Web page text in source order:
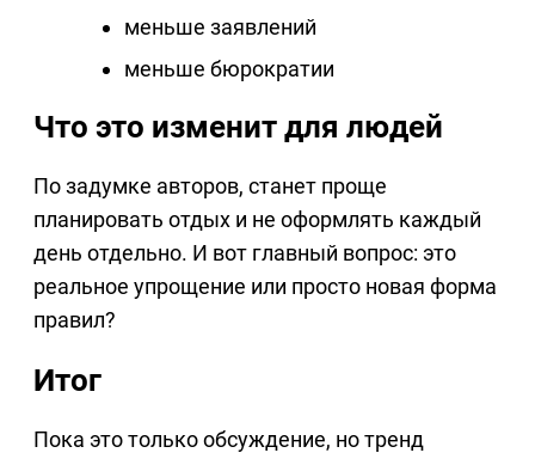
меньше заявлений
меньше бюрократии
Что это изменит для людей
По задумке авторов, станет проще
планировать отдых и не оформлять каждый
день отдельно. И вот главный вопрос: это
реальное упрощение или просто новая форма
правил?
Итог
Пока это только обсуждение, но тренд